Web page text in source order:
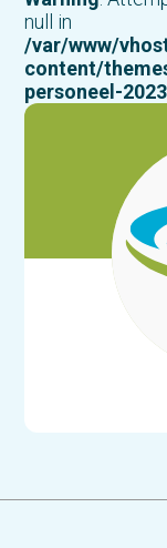
null in
/var/www/
content/
personeel-